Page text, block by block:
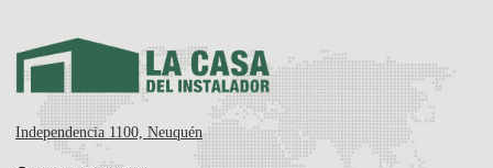
Independencia 1100, Neuquén